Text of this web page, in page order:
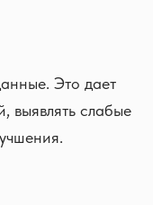
Это дает
выявлять слабые